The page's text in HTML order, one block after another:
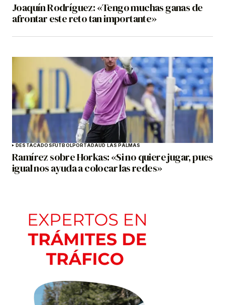
Joaquín Rodríguez: «Tengo muchas ganas de
afrontar este reto tan importante»
DESTACADOSFÚTBOLPORTADAUD LAS PALMAS
Ramírez sobre Horkas: «Si no quiere jugar, pues
igual nos ayuda a colocar las redes»